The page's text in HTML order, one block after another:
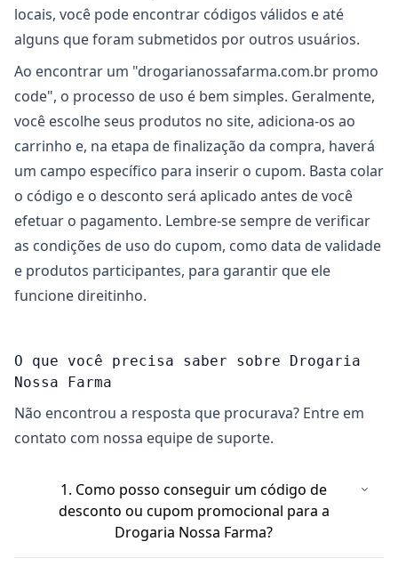
locais, você pode encontrar códigos válidos e até
alguns que foram submetidos por outros usuários.
Ao encontrar um "drogarianossafarma.com.br promo
code", o processo de uso é bem simples. Geralmente,
você escolhe seus produtos no site, adiciona-os ao
carrinho e, na etapa de finalização da compra, haverá
um campo específico para inserir o cupom. Basta colar
o código e o desconto será aplicado antes de você
efetuar o pagamento. Lembre-se sempre de verificar
as condições de uso do cupom, como data de validade
e produtos participantes, para garantir que ele
funcione direitinho.
O que você precisa saber sobre Drogaria
Nossa Farma
Não encontrou a resposta que procurava? Entre em
contato com nossa equipe de suporte.
1. Como posso conseguir um código de
desconto ou cupom promocional para a
Drogaria Nossa Farma?